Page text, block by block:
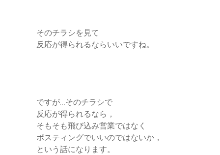
そのチラシを見て
反応が得られるならいいですね。
ですが…そのチラシで
反応が得られるなら，
そもそも飛び込み営業ではなく
ポスティングでいいのではないか，
という話になります。